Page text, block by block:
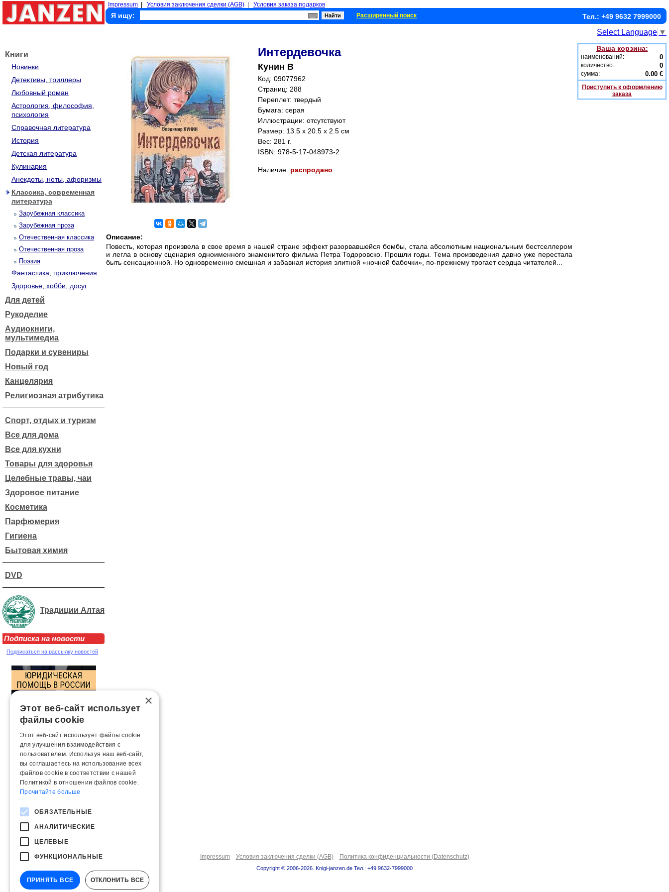
Impressum Условия заключения сделки (AGB) Условия заказа подарков
Я ищу: Расширенный поиск Тел.: +49 9632 7999000
Select Language ▼
Книги
Новинки
Детективы, триллеры
Любовный роман
Астрология, философия,
психология
Справочная литература
История
Детская литература
Кулинария
Анекдоты, ноты, афоризмы
Классика, современная
литература
Зарубежная классика
Зарубежная проза
Отечественная классика
Отечественная проза
Поэзия
Фантастика, приключения
Здоровье, хобби, досуг
Для детей
Рукоделие
Аудиокниги,
мультимедиа
Подарки и сувениры
Новый год
Канцелярия
Религиозная атрибутика
Спорт, отдых и туризм
Все для дома
Все для кухни
Товары для здоровья
Целебные травы, чаи
Здоровое питание
Косметика
Парфюмерия
Гигиена
Бытовая химия
DVD
Традиции Алтая
Подписка на новости
Подписаться на рассылку новостей
Интердевочка
Кунин В
Код: 09077962
Страниц: 288
Переплет: твердый
Бумага: серая
Иллюстрации: отсутствуют
Размер: 13.5 x 20.5 x 2.5 см
Вес: 281 г.
ISBN: 978-5-17-048973-2
Наличие: распродано
Описание:
Повесть, которая произвела в свое время в нашей стране эффект разорвавшейся бомбы, стала абсолютным национальным бестселлером
и легла в основу сценария одноименного знаменитого фильма Петра Тодоровско. Прошли годы. Тема произведения давно уже перестала
быть сенсационной. Но одновременно смешная и забавная история элитной «ночной бабочки», по-прежнему трогает сердца читателей...
Ваша корзина:
наименований: 0
количество: 0
сумма: 0.00 €
Приступить к оформлению
заказа
Impressum Условия заключения сделки (AGB) Политика конфиденциальности (Datenschutz)
Copyright © 2006-2026. Knigi-janzen.de Тел.: +49 9632-7999000
×
Этот веб-сайт использует
файлы cookie
Этот веб-сайт использует файлы cookie
для улучшения взаимодействия с
пользователем. Используя наш веб-сайт,
вы соглашаетесь на использование всех
файлов cookie в соответствии с нашей
Политикой в ​​отношении файлов cookie.
Прочитайте больше
ОБЯЗАТЕЛЬНЫЕ
АНАЛИТИЧЕСКИЕ
ЦЕЛЕВЫЕ
ФУНКЦИОНАЛЬНЫЕ
ПРИНЯТЬ ВСЕ ОТКЛОНИТЬ ВСЕ